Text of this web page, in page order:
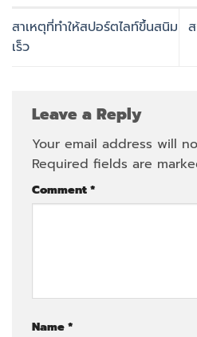
สาเหตุที่ทำให้สปอร์ตไลท์ขึ้นสนิม
เร็ว
Leave a Reply
Your email address will
Required fields are
Comment*
Name*